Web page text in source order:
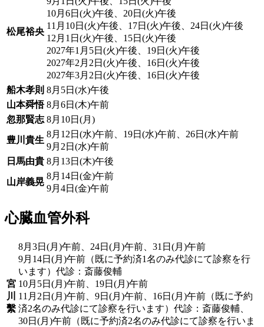
松尾裕央
10月6日(火)午後、20日(火)午後
11月10日(火)午後、17日(火)午後、24日(火)午後
12月1日(火)午後、15日(火)午後
2027年1月5日(火)午後、19日(火)午後
2027年2月2日(火)午後、16日(火)午後
2027年3月2日(火)午後、16日(火)午後
船木孝則 8月5日(水)午後
山本舜悟 8月6日(木)午前
忽那賢志 8月10日(月)
豊川貴生
8月12日(水)午前、19日(水)午前、26日(水)午前
9月2日(水)午前
日馬由貴 8月13日(木)午後
山岸義晃
8月14日(金)午前
9月4日(金)午前
心臓血管外科
宮
川
繫
8月3日(月)午前、24日(月)午前、31日(月)午前
9月14日(月)午前（既に予約済1名のみ代診にて診察を行
います）代診：斎藤俊輔
10月5日(月)午前、19日(月)午前
11月2日(月)午前、9日(月)午前、16日(月)午前（既に予約
済2名のみ代診にて診察を行います）代診：斎藤俊輔、
30日(月)午前（既に予約済2名のみ代診にて診察を行いま